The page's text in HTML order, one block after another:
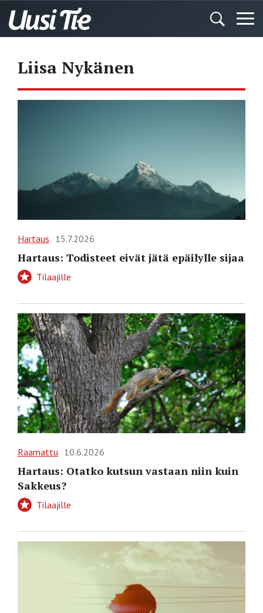
Liisa Nykänen
Hartaus 15.7.2026
Hartaus: Todisteet eivät jätä epäilylle sijaa
Tilaajille
Raamattu 10.6.2026
Hartaus: Otatko kutsun vastaan niin kuin
Sakkeus?
Tilaajille